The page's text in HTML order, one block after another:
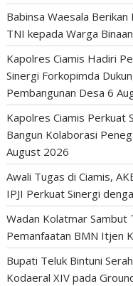
Babinsa Waesala
TNI kepada Warga Binaan
Kapolres Ciamis Hadiri
Sinergi Forkopimda
Pembangunan Desa 6
Kapolres Ciamis Perkuat
Bangun Kolaborasi
August 2026
Awali Tugas di Ciamis,
IPJI Perkuat Sinergi
Wadan Kolatmar Sambut
Pemanfaatan BMN Itjen
Bupati Teluk Bintuni
Kodaeral XIV pada